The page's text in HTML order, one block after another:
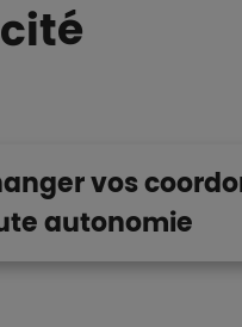
vos
autonomie